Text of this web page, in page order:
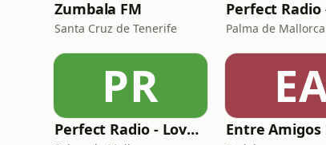
Zumbala FM
Santa Cruz de Tenerife Palma de Mallorca
PR
Perfect Radio - Lovesongs Reloaded